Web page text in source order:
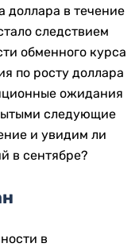
доллара в течение
следствием
обменного курса
по росту доллара
ожидания
следующие
и увидим ли
в сентябре?
в